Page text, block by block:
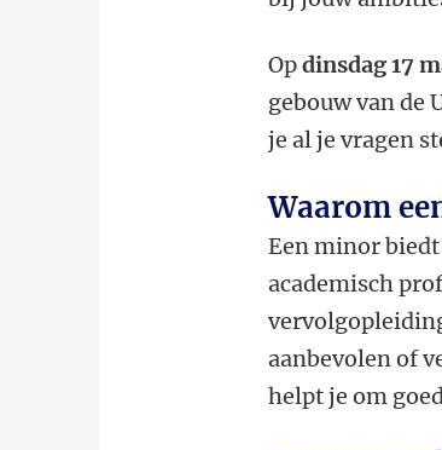
Opdinsdag 17
gebouw van de
je al je vragen
Waarom
Een minor
academisch
aanbevolen of
helpt je om